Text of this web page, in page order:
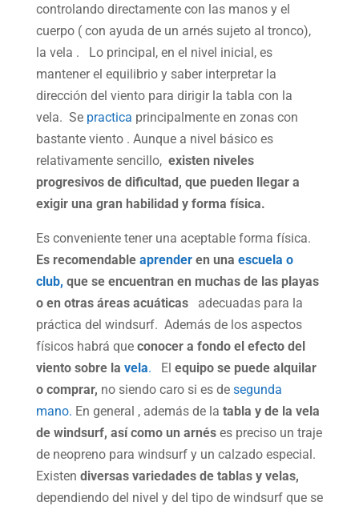
controlando directamente con las manos y el
cuerpo ( con ayuda de un arnés sujeto al tronco),
la vela . Lo principal, en el nivel inicial, es
mantener el equilibrio y saber interpretar la
dirección del viento para dirigir la tabla con la
vela. Sepractica principalmente en zonas con
bastante viento . Aunque a nivel básico es
relativamente sencillo,existen niveles
progresivos de dificultad, que pueden llegar a
exigir una gran habilidad y forma física.
Es conveniente tener una aceptable forma física.
Es recomendable aprenderen una escuela o
club, que se encuentran en muchas de las playas
o en otras áreas acuáticas
adecuadas para la
práctica del windsurf. Además de los aspectos
físicos habrá que conocer a fondo el efecto del
viento sobre la vela. El equipo se puede alquilar
o comprar, no siendo caro si es desegunda
mano. En general , además de la tabla y de la vela
de windsurf, así como un arnéses preciso un traje
de neopreno para windsurf y un calzado especial.
Existen diversas variedades de tablas y velas,
dependiendo del nivel y del tipo de windsurf que se